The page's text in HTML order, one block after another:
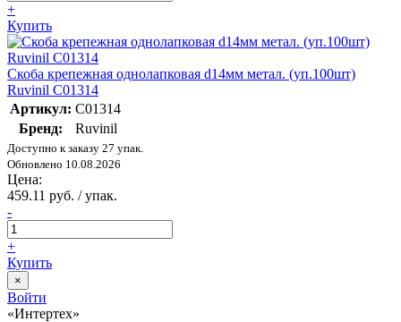
+
Купить
Скоба крепежная однолапковая d14мм метал. (уп.100шт)
Ruvinil С01314
Артикул: С01314
Бренд:
Ruvinil
Доступно к заказу 27 упак.
Обновлено 10.08.2026
Цена:
459.11 руб. / упак.
-
+
Купить
×
Войти
«Интертех»